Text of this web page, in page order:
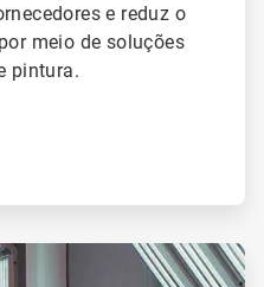
e reduz o
meio de soluções
pintura.